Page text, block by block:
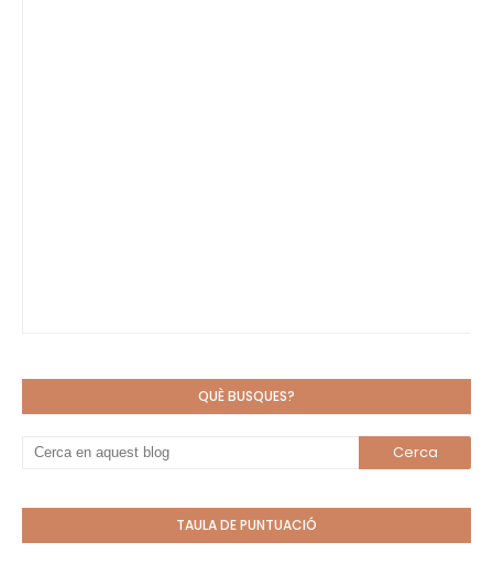
QUÈ BUSQUES?
TAULA DE PUNTUACIÓ